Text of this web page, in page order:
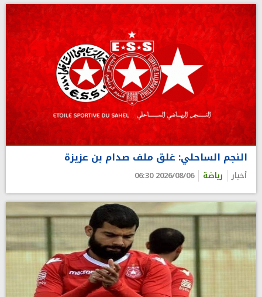
النجم الساحلي: غلق ملف صدام بن عزيزة
أخبار رياضة 2026/08/06 06:30